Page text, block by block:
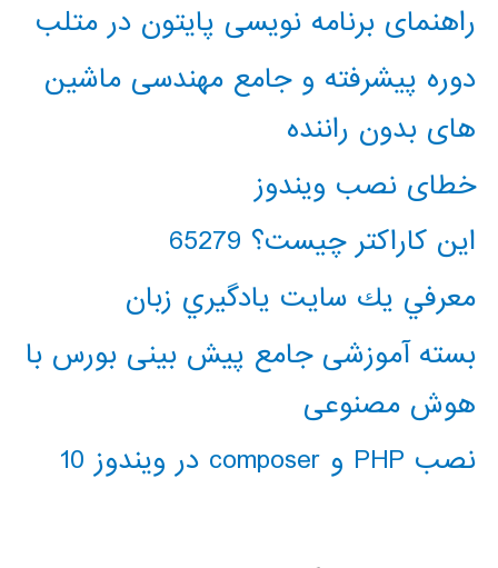
راهنمای برنامه نویسی پایتون در متلب
دوره پیشرفته و جامع مهندسی ماشین
های بدون راننده
خطای نصب ویندوز
این کاراکتر چیست؟ 65279
معرفي يك سايت يادگيري زبان
بسته آموزشی جامع پیش بینی بورس با
هوش مصنوعی
نصب PHP و composer در ویندوز 10